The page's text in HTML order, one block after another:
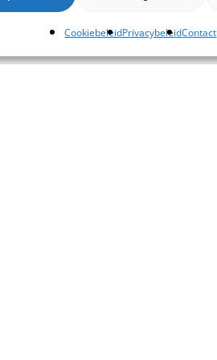
CookiebeleidPrivacybeleidContact